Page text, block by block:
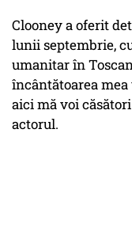
Clooney a oferit
lunii septembrie,
umanitar în
încântătoarea
aici mă voi
actorul.